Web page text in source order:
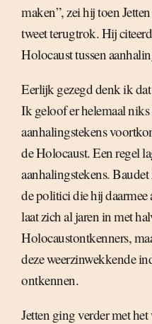
maken”, zei hij toen
tweet terugtrok. Hij
Holocaust tussen
Eerlijk gezegd denk ik
Ik geloof er helemaal
aanhalingstekens
de Holocaust. Een regel
aanhalingstekens.
de politici die hij
laat zich al jaren in met
Holocaustontkenners,
deze weerzinwekkende
ontkennen.
Jetten ging verder met